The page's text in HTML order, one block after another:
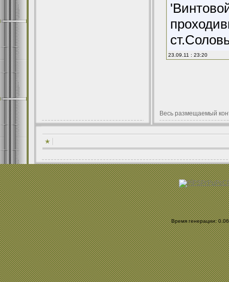
23.09.11 : 23:20
Весь размещаемый
Время генерации: